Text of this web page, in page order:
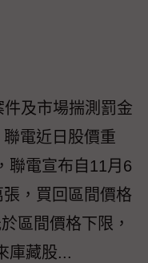
及市場揣測罰金
電近日股價重
聯電宣布自11月6
，買回區間價格
區間價格下限，
庫藏股...